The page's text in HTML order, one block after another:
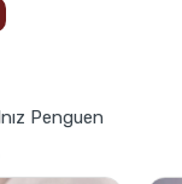
Penguen